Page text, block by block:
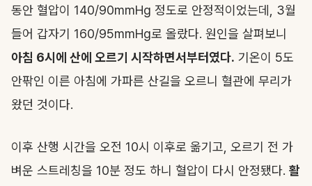
동안 혈압이 140/90mmHg 정도로 안정적이었는데, 3월
들어 갑자기 160/95mmHg로 올랐다. 원인을 살펴보니
아침 6시에 산에 오르기 시작하면서부터였다. 기온이 5도
안팎인 이른 아침에 가파른 산길을 오르니 혈관에 무리가
왔던 것이다.
이후 산행 시간을 오전 10시 이후로 옮기고, 오르기 전 가
벼운 스트레칭을 10분 정도 하니 혈압이 다시 안정됐다. 활